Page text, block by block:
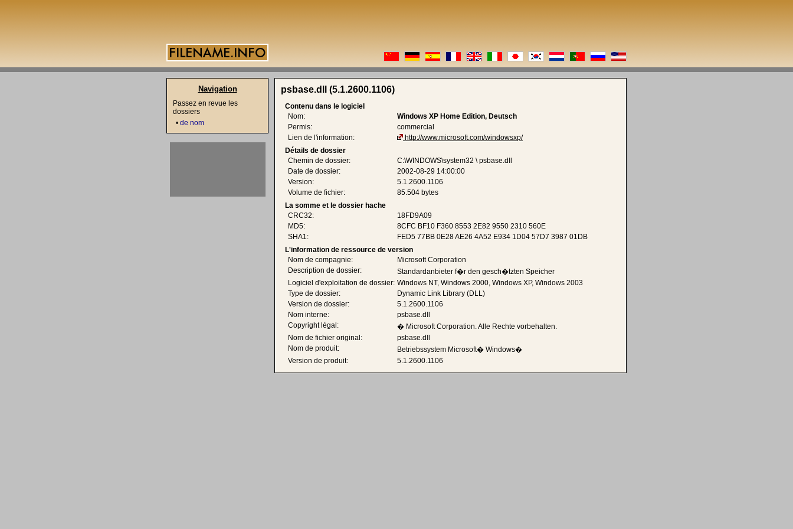
psbase.dll (5.1.2600.1106)
Contenu dans le logiciel
Nom:
Windows XP Home Edition, Deutsch
Permis:
commercial
Lien de l'information:
http://www.microsoft.com/windowsxp/
Détails de dossier
Chemin de dossier:
C:\WINDOWS\system32 \ psbase.dll
Date de dossier:
2002-08-29 14:00:00
Version:
5.1.2600.1106
Volume de fichier:
85.504 bytes
La somme et le dossier hache
CRC32:
18FD9A09
MD5:
8CFC BF10 F360 8553 2E82 9550 2310 560E
SHA1:
FED5 77BB 0E28 AE26 4A52 E934 1D04 57D7 3987 01DB
L'information de ressource de version
Nom de compagnie:
Microsoft Corporation
Description de dossier:
Standardanbieter f�r den gesch�tzten Speicher
Logiciel d'exploitation de dossier: Windows NT, Windows 2000, Windows XP, Windows 2003
Type de dossier:
Dynamic Link Library (DLL)
Version de dossier:
5.1.2600.1106
Nom interne:
psbase.dll
Copyright légal:
� Microsoft Corporation. Alle Rechte vorbehalten.
Nom de fichier original:
psbase.dll
Nom de produit:
Betriebssystem Microsoft� Windows�
Version de produit:
5.1.2600.1106
Navigation
Passez en revue les
dossiers
• de nom